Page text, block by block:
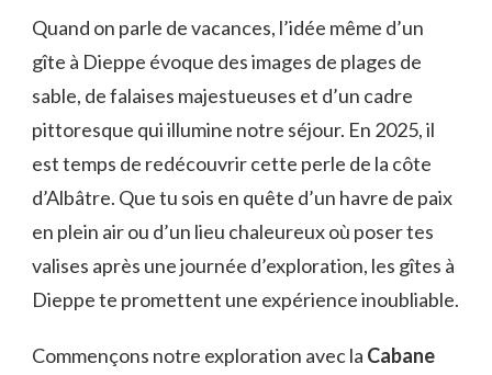
Quand on parle de vacances, l’idée même d’un
gîte à Dieppe évoque des images de plages de
sable, de falaises majestueuses et d’un cadre
pittoresque qui illumine notre séjour. En 2025, il
est temps de redécouvrir cette perle de la côte
d’Albâtre. Que tu sois en quête d’un havre de paix
en plein air ou d’un lieu chaleureux où poser tes
valises après une journée d’exploration, les gîtes à
Dieppe te promettent une expérience inoubliable.
Commençons notre exploration avec la Cabane